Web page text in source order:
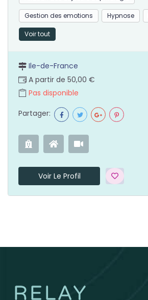
Gestion des emotions Hypnose
Voir tout
Ile-de-France
A partir de 50,00 €
Pas disponible
Partager:
Voir Le Profil